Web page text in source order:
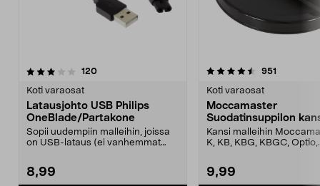
120arvostelut
Koti varaosat
Latausjohto USB Philips
OneBlade/Partakone
Sopii uudempiin malleihin, joissa
on USB-lataus (ei vanhemmat
8,99
4.5 viidestä
951
Koti varaosat
Moccamaster
Suodatinsuppilon
Kansi malleihin
K, KB, KBG, KBGC, Optio,
9,99
4.5 viidestä